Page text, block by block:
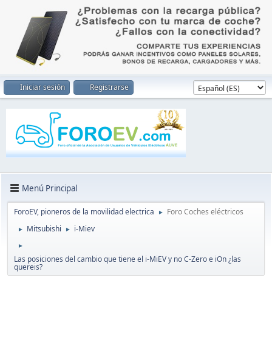
Iniciar sesión Registrarse
Menú Principal
ForoEV, pioneros de la movilidad electrica ► Foro Coches eléctricos
► Mitsubishi ► i-Miev
►
Las posiciones del cambio que tiene el i-MiEV y no C-Zero e iOn ¿las
quereis?